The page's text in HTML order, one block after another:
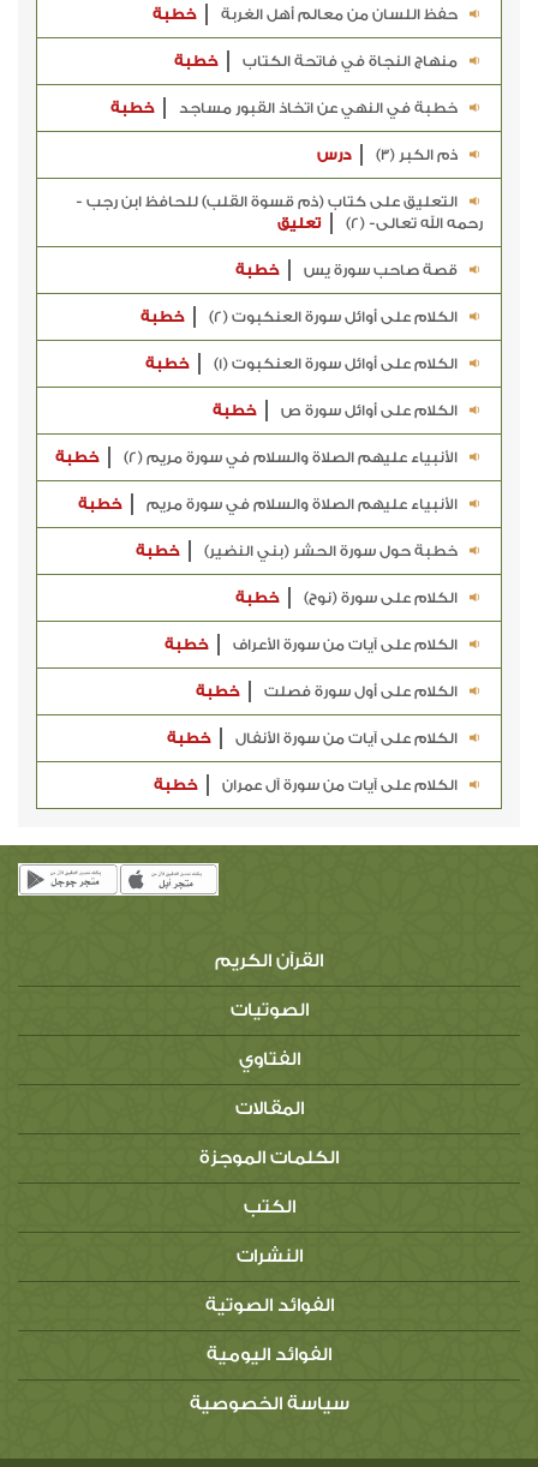
حفظ اللسان من معالم أهل الغربة خطبة
منهاج النجاة في فاتحة الكتاب خطبة
خطبة في النهي عن اتخاذ القبور مساجد خطبة
ذم الكبر (3) درس
التعليق على كتاب (ذم قسوة القلب) للحافظ ابن رجب -
رحمه الله تعالى- (2)
تعليق
قصة صاحب سورة يس خطبة
الكلام على أوائل سورة العنكبوت (2) خطبة
الكلام على أوائل سورة العنكبوت (1) خطبة
الكلام على أوائل سورة ص خطبة
الأنبياء عليهم الصلاة والسلام في سورة مريم (2) خطبة
الأنبياء عليهم الصلاة والسلام في سورة مريم خطبة
خطبة حول سورة الحشر (بني النضير) خطبة
الكلام على سورة (نوح) خطبة
الكلام على آيات من سورة الأعراف خطبة
الكلام على أول سورة فصلت خطبة
الكلام على آيات من سورة الأنفال خطبة
الكلام على آيات من سورة آل عمران خطبة
القرآن الكريم
الصوتيات
الفتاوي
المقالات
الكلمات الموجزة
الكتب
النشرات
الفوائد الصوتية
الفوائد اليومية
سياسة الخصوصية